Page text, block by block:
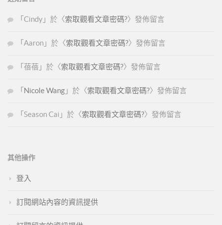
「 Cindy 」於〈索取觀看文章密碼?〉發佈留言
「 Aaron 」於〈索取觀看文章密碼?〉發佈留言
「 蓓蓓 」於〈索取觀看文章密碼?〉發佈留言
「 Nicole Wang 」於〈索取觀看文章密碼?〉發佈留言
「 Season Cai 」於〈索取觀看文章密碼?〉發佈留言
其他操作
登入
訂閱網站內容的資訊提供